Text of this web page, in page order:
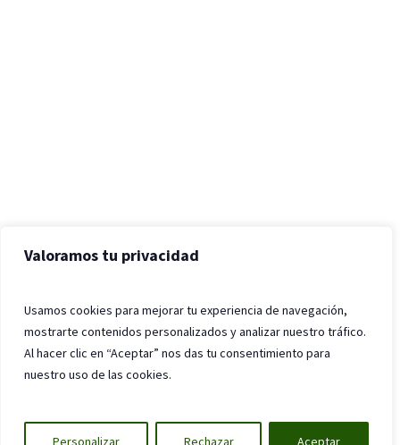
Valoramos tu privacidad
Usamos cookies para mejorar tu experiencia de navegación,
mostrarte contenidos personalizados y analizar nuestro tráfico.
Al hacer clic en “Aceptar” nos das tu consentimiento para
nuestro uso de las cookies.
Personalizar Rechazar Aceptar